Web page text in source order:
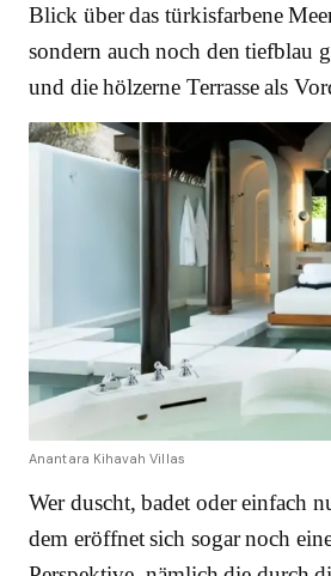
Blick über das türkisfarbene
sondern auch noch den tiefblau
und die hölzerne Terrasse als
Anantara Kihavah Villas
Wer duscht, badet oder einfach
dem eröffnet sich sogar noch